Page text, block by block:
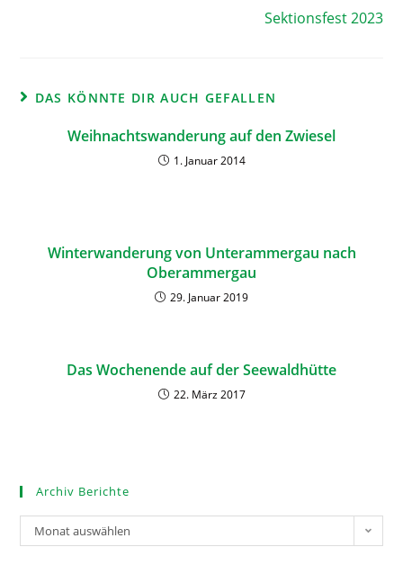
Sektionsfest 2023
DAS KÖNNTE DIR AUCH GEFALLEN
Weihnachtswanderung auf den Zwiesel
1. Januar 2014
Winterwanderung von Unterammergau nach
Oberammergau
29. Januar 2019
Das Wochenende auf der Seewaldhütte
22. März 2017
Archiv Berichte
Monat auswählen